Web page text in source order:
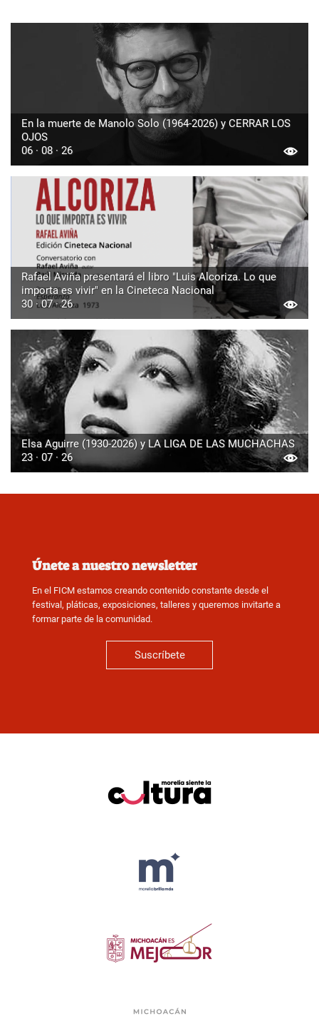
En la muerte de Manolo Solo (1964-2026) y CERRAR LOS
OJOS
06 · 08 · 26
Rafael Aviña presentará el libro "Luis Alcoriza. Lo que
importa es vivir" en la Cineteca Nacional
30 · 07 · 26
Elsa Aguirre (1930-2026) y LA LIGA DE LAS MUCHACHAS
23 · 07 · 26
Únete a nuestro newsletter
En el FICM estamos creando contenido constante desde el
festival, pláticas, exposiciones, talleres y queremos invitarte a
formar parte de la comunidad.
Suscríbete